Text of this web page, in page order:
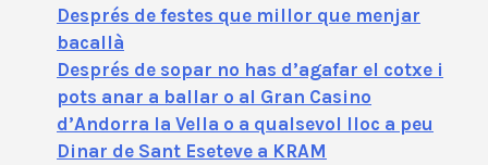
Després de festes que millor que menjar
bacallà
Després de sopar no has d’agafar el cotxe i
pots anar a ballar o al Gran Casino
d’Andorra la Vella o a qualsevol lloc a peu
Dinar de Sant Eseteve a KRAM